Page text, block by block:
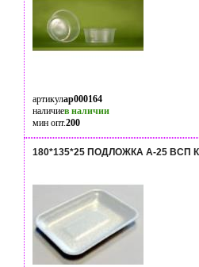
артикулap000164
наличиев наличии
мин опт.200
180*135*25 ПОДЛОЖКА А-25 ВСП